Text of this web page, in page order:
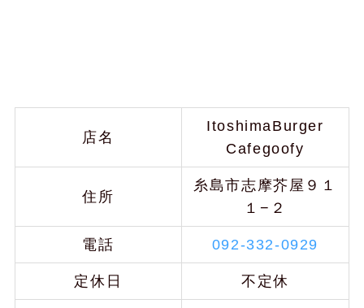
店名
ItoshimaBurger
Cafegoofy
住所
糸島市志摩芥屋９１
１−２
電話 092-332-0929
定休日 不定休